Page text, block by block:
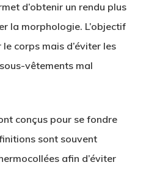
d’obtenir un rendu plus
la morphologie. L’objectif
corps mais d’éviter les
vêtements mal
conçus pour se fondre
sont souvent
afin d’éviter